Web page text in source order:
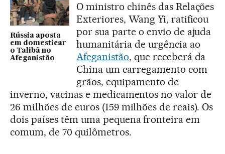
Rússia aposta
em domesticar
o Talibã no
Afeganistão
O ministro chinês das Relações
Exteriores, Wang Yi, ratificou
por sua parte o envio de ajuda
humanitária de urgência ao
Afeganistão, que receberá da
China um carregamento com
grãos, equipamento de
inverno, vacinas e medicamentos no valor de
26 milhões de euros (159 milhões de reais). Os
dois países têm uma pequena fronteira em
comum, de 70 quilômetros.